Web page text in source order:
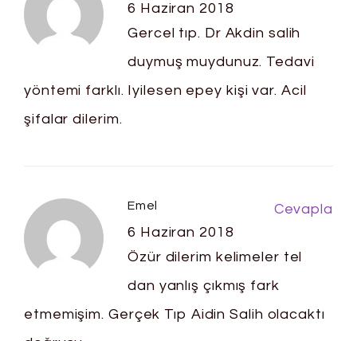
6 Haziran 2018
Gercel tıp. Dr Akdin salih
duymuş muydunuz. Tedavi
yöntemi farklı. Iyilesen epey kişi var. Acil
şifalar dilerim.
Emel
6 Haziran 2018
Özür dilerim kelimeler tel
dan yanlış çıkmış fark
etmemişim. Gerçek Tıp Aidin Salih olacaktı
Cevapla